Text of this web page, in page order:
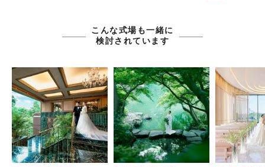
こんな式場も一緒に
検討されています